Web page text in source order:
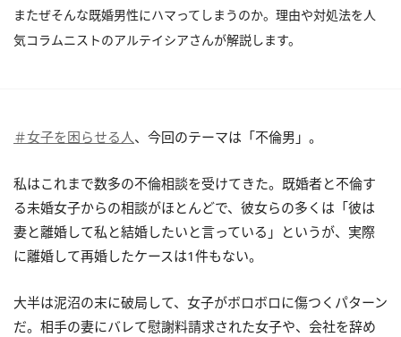
またぜそんな既婚男性にハマってしまうのか。理由や対処法を人
気コラムニストのアルテイシアさんが解説します。
＃女子を困らせる人、今回のテーマは「不倫男」。
私はこれまで数多の不倫相談を受けてきた。既婚者と不倫す
る未婚女子からの相談がほとんどで、彼女らの多くは「彼は
妻と離婚して私と結婚したいと言っている」というが、実際
に離婚して再婚したケースは1件もない。
大半は泥沼の末に破局して、女子がボロボロに傷つくパターン
だ。相手の妻にバレて慰謝料請求された女子や、会社を辞め